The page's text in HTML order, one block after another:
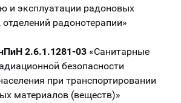
и эксплуатации радоновых
радонотерапии»
2.6.1.1281-03 «Санитарные
безопасности
при транспортировании
материалов (веществ)»